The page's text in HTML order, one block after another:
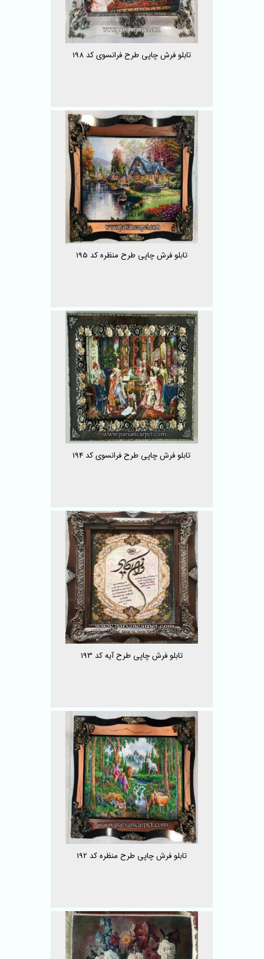
تابلو فرش چاپی طرح فرانسوی کد 198
تابلو فرش چاپی طرح منظره کد 195
تابلو فرش چاپی طرح فرانسوی کد 194
تابلو فرش چاپی طرح آیه کد 193
تابلو فرش چاپی طرح منظره کد 192